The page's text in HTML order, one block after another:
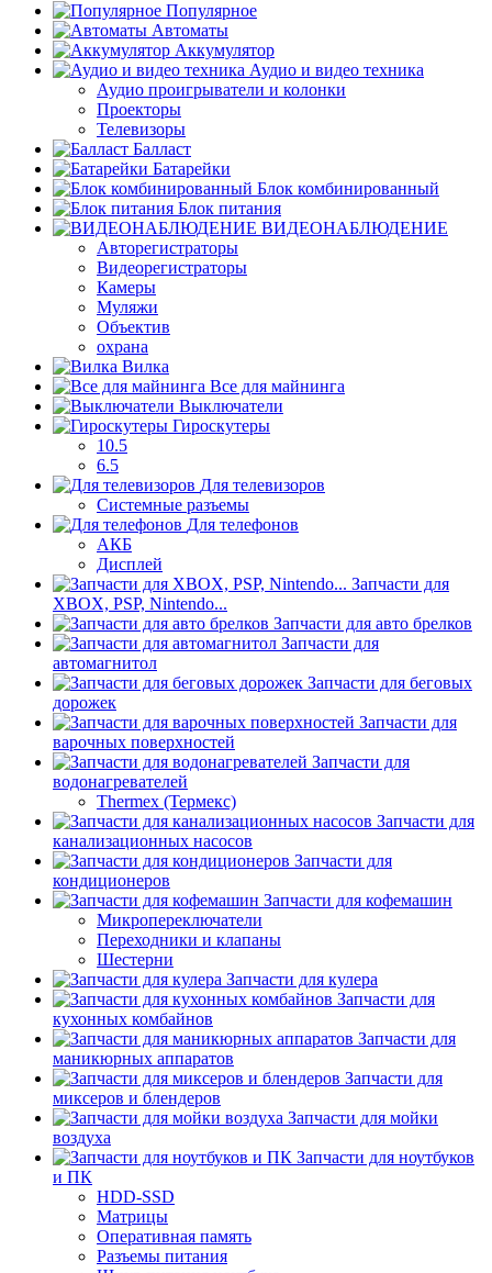
Популярное
Автоматы
Аккумулятор
Аудио и видео техника
Аудио проигрыватели и колонки
Проекторы
Телевизоры
Балласт
Батарейки
Блок комбинированный
Блок питания
ВИДЕОНАБЛЮДЕНИЕ
Авторегистраторы
Видеорегистраторы
Камеры
Муляжи
Объектив
охрана
Вилка
Все для майнинга
Выключатели
Гироскутеры
10.5
6.5
Для телевизоров
Системные разъемы
Для телефонов
АКБ
Дисплей
Запчасти для
XBOX, PSP, Nintendo...
Запчасти для авто брелков
Запчасти для
автомагнитол
Запчасти для беговых
дорожек
Запчасти для
варочных поверхностей
Запчасти для
водонагревателей
Thermex (Термекс)
Запчасти для
канализационных насосов
Запчасти для
кондиционеров
Запчасти для кофемашин
Микропереключатели
Переходники и клапаны
Шестерни
Запчасти для кулера
Запчасти для
кухонных комбайнов
Запчасти для
маникюрных аппаратов
Запчасти для
миксеров и блендеров
Запчасти для мойки
воздуха
Запчасти для ноутбуков
и ПК
HDD-SSD
Матрицы
Оперативная память
Разъемы питания